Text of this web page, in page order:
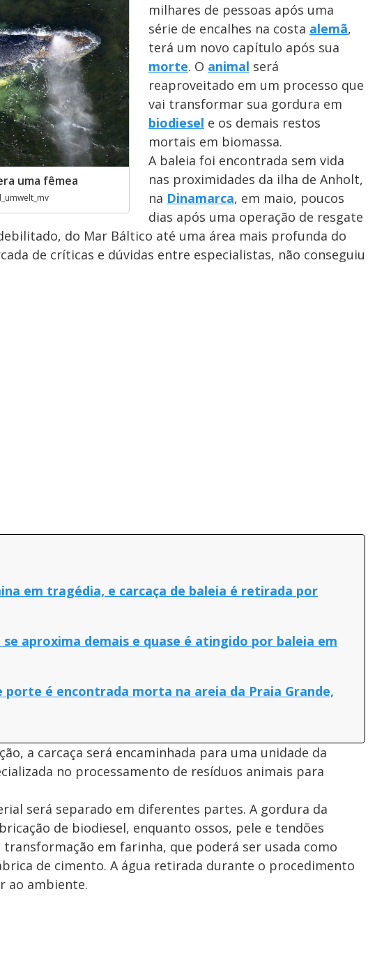
uma fêmea
milhares de pessoas após uma
série de encalhes na costa alemã,
terá um novo capítulo após sua
morte. O animal será
reaproveitado em um processo que
vai transformar sua gordura em
biodiesel e os demais restos
mortais em biomassa.
A baleia foi encontrada sem vida
nas proximidades da ilha de Anholt,
na Dinamarca, em maio, poucos
dias após uma operação de resgate
do Mar Báltico até uma área mais profunda do
de críticas e dúvidas entre especialistas, não conseguiu
em tragédia, e carcaça de baleia é retirada por
aproxima demais e quase é atingido por baleia em
porte é encontrada morta na areia da Praia Grande,
a carcaça será encaminhada para uma unidade da
no processamento de resíduos animais para
será separado em diferentes partes. A gordura da
de biodiesel, enquanto ossos, pele e tendões
em farinha, que poderá ser usada como
de cimento. A água retirada durante o procedimento
ao ambiente.